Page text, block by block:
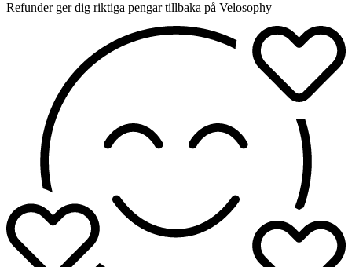
Refunder ger dig riktiga pengar tillbaka på Velosophy